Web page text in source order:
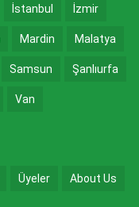
İstanbul İzmir
Mardin Malatya
Samsun Şanlıurfa
Van
Üyeler About Us